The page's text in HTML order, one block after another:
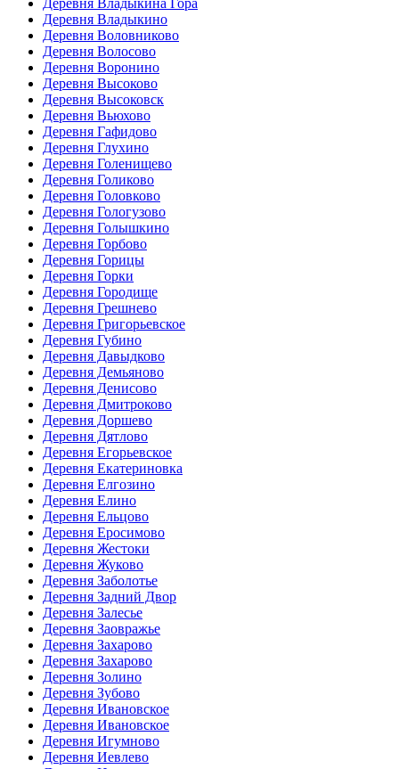
Деревня Владыкина Гора
Деревня Владыкино
Деревня Воловниково
Деревня Волосово
Деревня Воронино
Деревня Высоково
Деревня Высоковск
Деревня Вьюхово
Деревня Гафидово
Деревня Глухино
Деревня Голенищево
Деревня Голиково
Деревня Головково
Деревня Гологузово
Деревня Голышкино
Деревня Горбово
Деревня Горицы
Деревня Горки
Деревня Городище
Деревня Грешнево
Деревня Григорьевское
Деревня Губино
Деревня Давыдково
Деревня Демьяново
Деревня Денисово
Деревня Дмитроково
Деревня Доршево
Деревня Дятлово
Деревня Егорьевское
Деревня Екатериновка
Деревня Елгозино
Деревня Елино
Деревня Ельцово
Деревня Еросимово
Деревня Жестоки
Деревня Жуково
Деревня Заболотье
Деревня Задний Двор
Деревня Залесье
Деревня Заовражье
Деревня Захарово
Деревня Захарово
Деревня Золино
Деревня Зубово
Деревня Ивановское
Деревня Ивановское
Деревня Игумново
Деревня Иевлево